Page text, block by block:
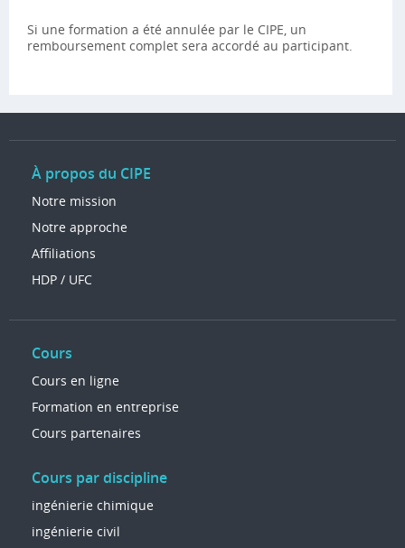
Si une formation a été annulée par le CIPE, un
remboursement complet sera accordé au participant.
À propos du CIPE
Notre mission
Notre approche
Affiliations
HDP / UFC
Cours
Cours en ligne
Formation en entreprise
Cours partenaires
Cours par discipline
ingénierie chimique
ingénierie civil